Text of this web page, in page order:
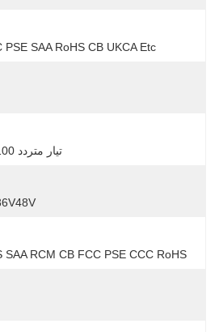
PSE SAA RoHS CB UKCA Etc
تيار متردد 100-240 فولت، 50-60 هرتز
SAA RCM CB FCC PSE CCC RoHS